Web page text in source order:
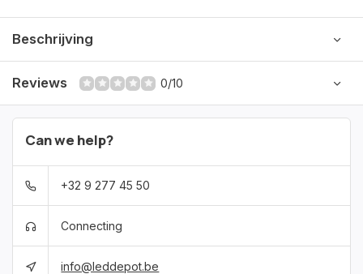
Beschrijving
Reviews 0/10
Can we help?
+32 9 277 45 50
Connecting
info@leddepot.be